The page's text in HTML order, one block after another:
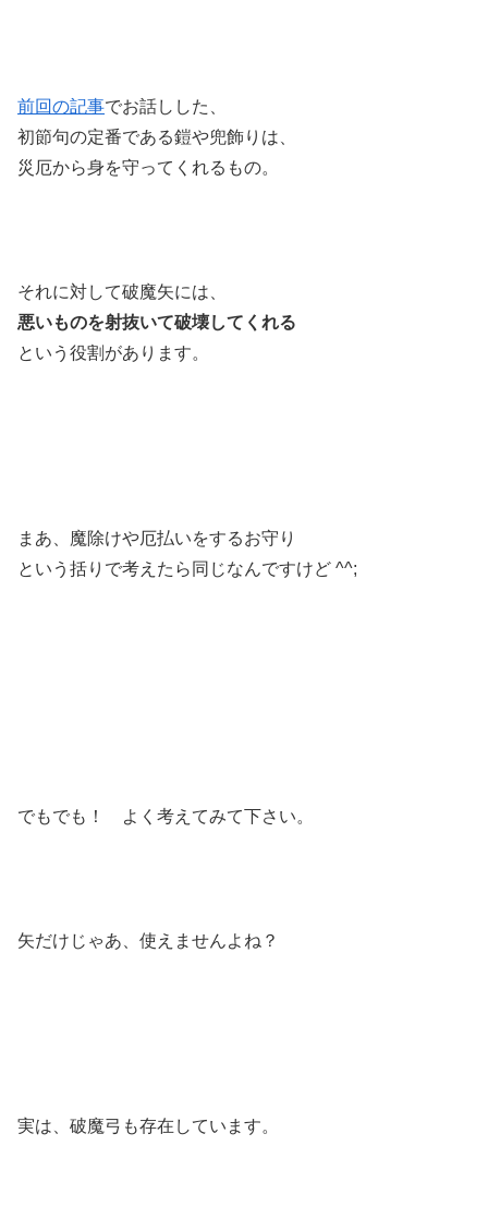
前回の記事でお話しした、
初節句の定番である鎧や兜飾りは、
災厄から身を守ってくれるもの。
それに対して破魔矢には、
悪いものを射抜いて破壊してくれる
という役割があります。
まあ、魔除けや厄払いをするお守り
という括りで考えたら同じなんですけど ^^;
でもでも！ よく考えてみて下さい。
矢だけじゃあ、使えませんよね？
実は、破魔弓も存在しています。